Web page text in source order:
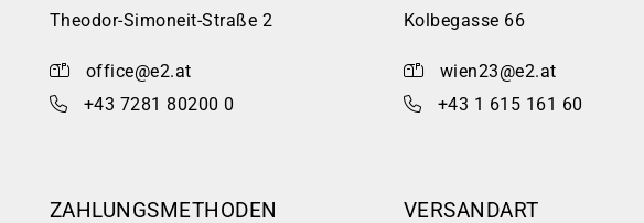
Theodor-Simoneit-Straße 2
office@e2.at
+43 7281 80200 0
Kolbegasse 66
wien23@e2.at
+43 1 615 161 60
ZAHLUNGSMETHODEN VERSANDART